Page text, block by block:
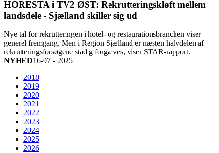
HORESTA i TV2 ØST: Rekrutteringskløft mellem
landsdele - Sjælland skiller sig ud
Nye tal for rekrutteringen i hotel- og restaurationsbranchen viser
generel fremgang. Men i Region Sjælland er næsten halvdelen af
rekrutteringsforsøgene stadig forgæves, viser STAR-rapport.
NYHED16-07 - 2025
2018
2019
2020
2021
2022
2023
2024
2025
2026